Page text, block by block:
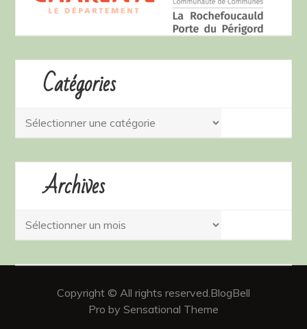
Catégories
Catégories
Archives
Archives
Copyright © All rights reserved.BlogBell
Pro by Sensational Theme